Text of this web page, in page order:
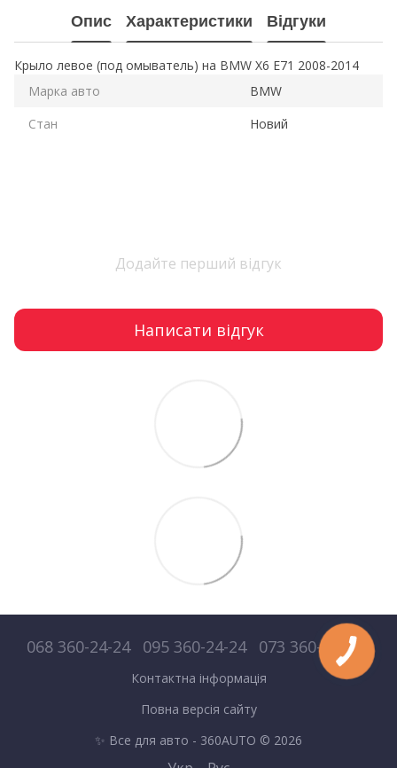
Опис Характеристики Відгуки
Крыло левое (под омыватель) на BMW X6 E71 2008-2014
Марка авто
BMW
Стан
Новий
Додайте перший відгук
Написати відгук
068 360-24-24 095 360-24-24 073 360-24-24
Контактна інформація
Повна версія сайту
✨ Все для авто - 360AUTO © 2026